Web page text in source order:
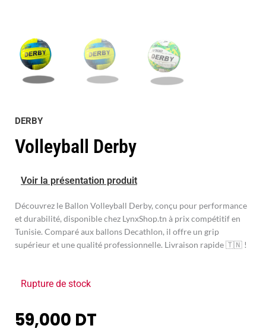
DERBY
Volleyball Derby
Voir la présentation produit
Découvrez le Ballon Volleyball Derby, conçu pour performance
et durabilité, disponible chez LynxShop.tn à prix compétitif en
Tunisie. Comparé aux ballons Decathlon, il offre un grip
supérieur et une qualité professionnelle. Livraison rapide 🇹🇳 !
Rupture de stock
59,000 DT